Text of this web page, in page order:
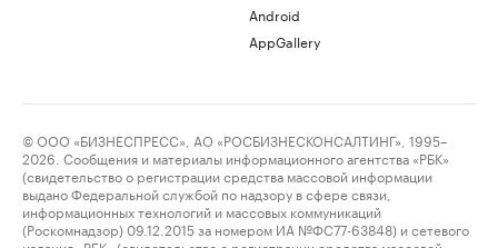
Android
AppGallery
© ООО «БИЗНЕСПРЕСС», АО «РОСБИЗНЕСКОНСАЛТИНГ», 1995–
2026. Сообщения и материалы информационного агентства «РБК»
(свидетельство о регистрации средства массовой информации
выдано Федеральной службой по надзору в сфере связи,
информационных технологий и массовых коммуникаций
(Роскомнадзор) 09.12.2015 за номером ИА №ФС77-63848) и сетевого